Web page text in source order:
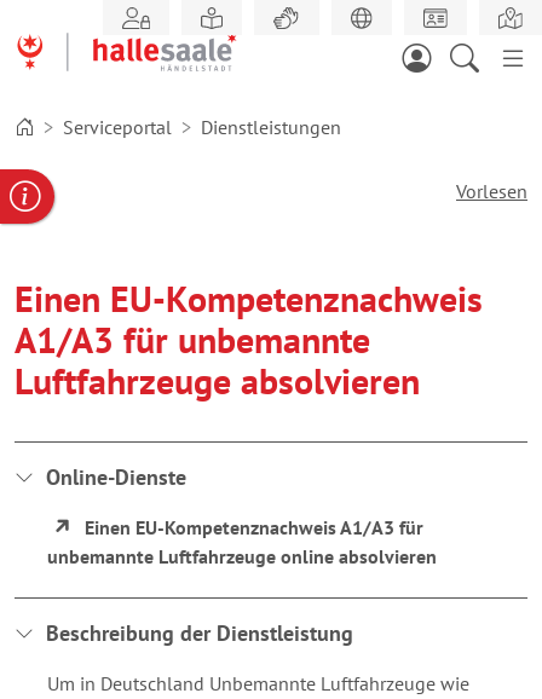
Hauptinhalt
springen
Behördennummer
Serviceportal Dienstleistungen
Vorlesen
Einen EU-Kompetenznachweis
A1/A3 für unbemannte
Luftfahrzeuge absolvieren
Online-Dienste
Einen EU-Kompetenznachweis A1/A3 für
unbemannte Luftfahrzeuge online absolvieren
Beschreibung der Dienstleistung
Um in Deutschland Unbemannte Luftfahrzeuge wie